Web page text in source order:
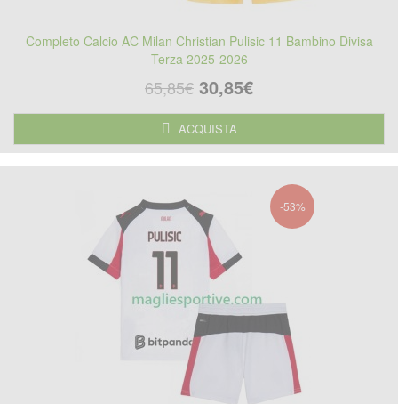
Completo Calcio AC Milan Christian Pulisic 11 Bambino Divisa
Terza 2025-2026
65,85€ 30,85€
ACQUISTA
-53%